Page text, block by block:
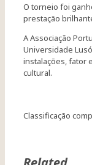
O torneio foi
prestação
A Associação
Universidade
instalações, fator
cultural.
Classificação